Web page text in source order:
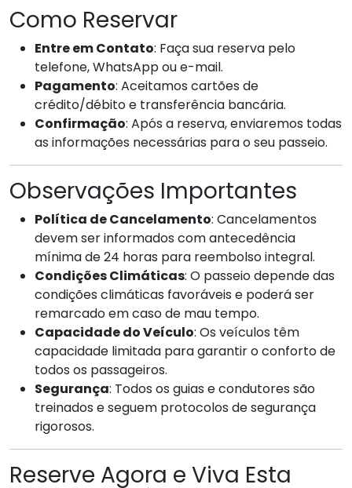
Como Reservar
Entre em Contato: Faça sua reserva pelo
telefone, WhatsApp ou e-mail.
Pagamento: Aceitamos cartões de
crédito/débito e transferência bancária.
Confirmação: Após a reserva, enviaremos todas
as informações necessárias para o seu passeio.
Observações Importantes
Política de Cancelamento: Cancelamentos
devem ser informados com antecedência
mínima de 24 horas para reembolso integral.
Condições Climáticas: O passeio depende das
condições climáticas favoráveis e poderá ser
remarcado em caso de mau tempo.
Capacidade do Veículo: Os veículos têm
capacidade limitada para garantir o conforto de
todos os passageiros.
Segurança: Todos os guias e condutores são
treinados e seguem protocolos de segurança
rigorosos.
Reserve Agora e Viva Esta